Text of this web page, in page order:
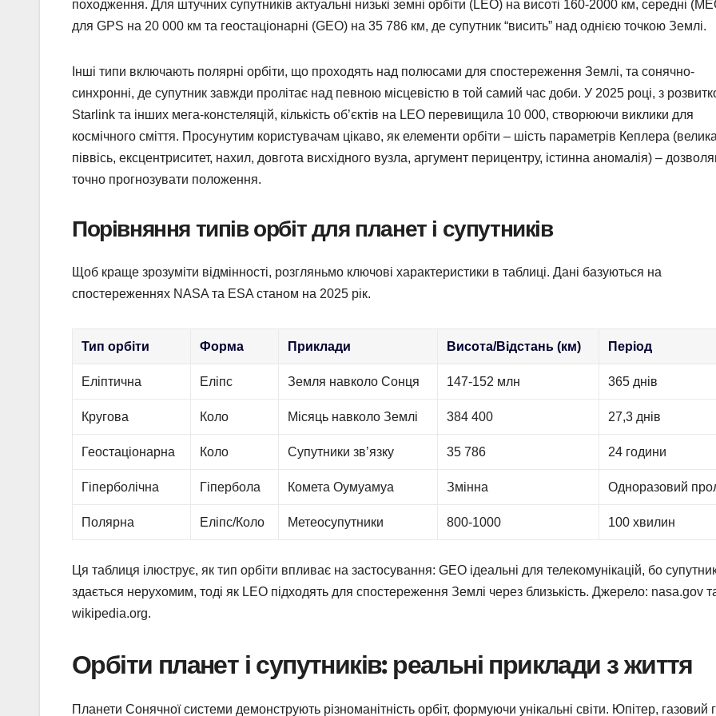
походження. Для штучних супутників актуальні низькі земні орбіти (LEO) на висоті 160-2000 км, середні
для GPS на 20 000 км та геостаціонарні (GEO) на 35 786 км, де супутник “висить” над однією точкою Землі.
Інші типи включають полярні орбіти, що проходять над полюсами для спостереження Землі, та сонячно-
синхронні, де супутник завжди пролітає над певною місцевістю в той самий час доби. У 2025 році, з
Starlink та інших мега-констеляцій, кількість об’єктів на LEO перевищила 10 000, створюючи виклики для
космічного сміття. Просунутим користувачам цікаво, як елементи орбіти – шість параметрів Кеплера (велика
піввісь, ексцентриситет, нахил, довгота висхідного вузла, аргумент перицентру, істинна аномалія) –
точно прогнозувати положення.
Порівняння типів орбіт для планет і супутників
Щоб краще зрозуміти відмінності, розгляньмо ключові характеристики в таблиці. Дані базуються на
спостереженнях NASA та ESA станом на 2025 рік.
Тип орбіти Форма Приклади Висота/Відстань (км) Період
Еліптична Еліпс Земля навколо Сонця 147-152 млн 365 днів
Кругова Коло Місяць навколо Землі 384 400 27,3 днів
Геостаціонарна Коло Супутники зв’язку 35 786 24 години
Гіперболічна Гіпербола Комета Оумуамуа Змінна Одноразовий
Полярна Еліпс/Коло Метеосупутники 800-1000 100 хвилин
Ця таблиця ілюструє, як тип орбіти впливає на застосування: GEO ідеальні для телекомунікацій, бо
здається нерухомим, тоді як LEO підходять для спостереження Землі через близькість. Джерело: nasa.gov
wikipedia.org.
Орбіти планет і супутників: реальні приклади з життя
Планети Сонячної системи демонструють різноманітність орбіт, формуючи унікальні світи. Юпітер, газовий